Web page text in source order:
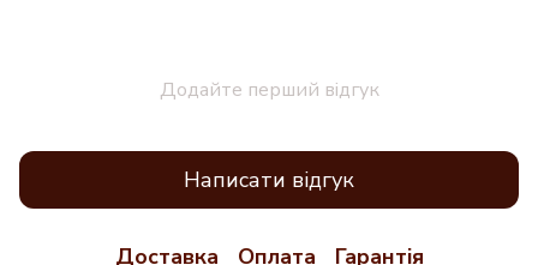
Додайте перший відгук
Написати відгук
Доставка Оплата Гарантія